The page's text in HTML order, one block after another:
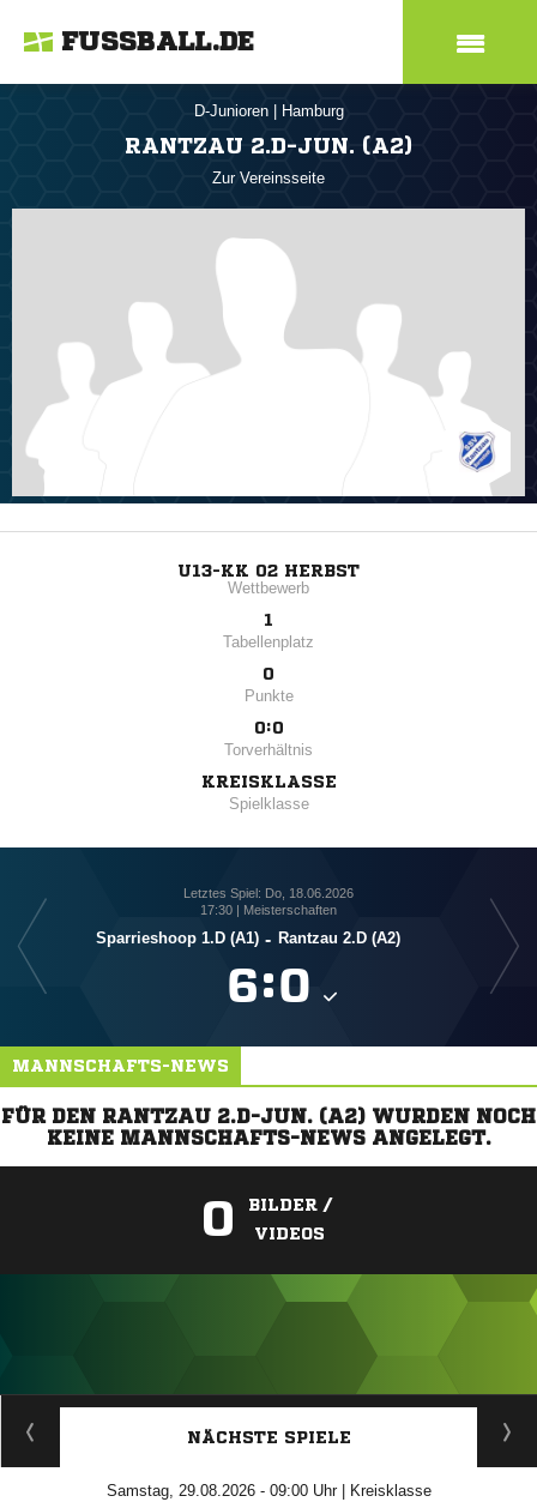
FUSSBALL.DE
D-Junioren Hamburg
RANTZAU 2.D-JUN. (A2)
Zur Vereinsseite
U13-KK 02 HERBST
Wettbewerb
1
Tabellenplatz
0
Punkte
0:0
Torverhältnis
KREISKLASSE
Spielklasse
Letztes Spiel: Do, 18.06.2026
17:30 | Meisterschaften
Sparrieshoop 1.D (A1) - Rantzau 2.D (A2)
:
MANNSCHAFTS-NEWS
FÜR DEN RANTZAU 2.D-JUN. (A2) WURDEN NOCH
KEINE MANNSCHAFTS-NEWS ANGELEGT.
0
BILDER /
VIDEOS
ANZEIGE
NÄCHSTE SPIELE
Samstag, 29.08.2026 - 09:00 Uhr | Kreisklasse